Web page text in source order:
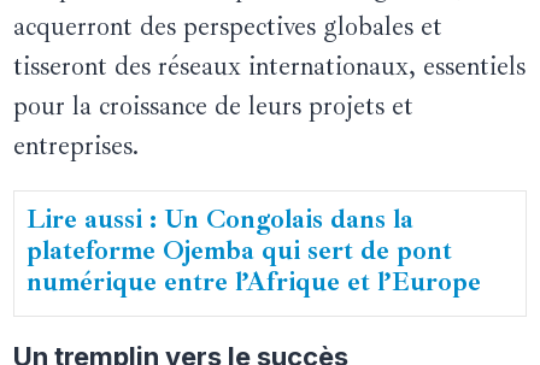
acquerront des perspectives globales et
tisseront des réseaux internationaux, essentiels
pour la croissance de leurs projets et
entreprises.
Lire aussi : Un Congolais dans la
plateforme Ojemba qui sert de pont
numérique entre l’Afrique et l’Europe
Un tremplin vers le succès